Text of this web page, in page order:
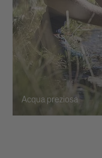
Acqua preziosa